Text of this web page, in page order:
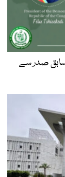
سابق صدر سے